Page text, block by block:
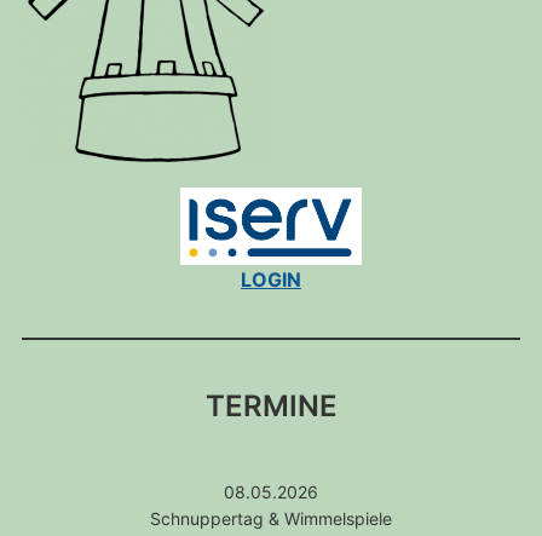
LOGIN
TERMINE
08.05.2026
Schnuppertag & Wimmelspiele